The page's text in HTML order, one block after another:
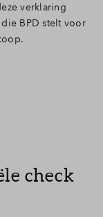
verklaring
BPD stelt voor
check